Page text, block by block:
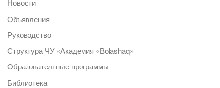
Новости
Объявления
Руководство
Структура ЧУ «Академия «Bolashaq»
Образовательные программы
Библиотека